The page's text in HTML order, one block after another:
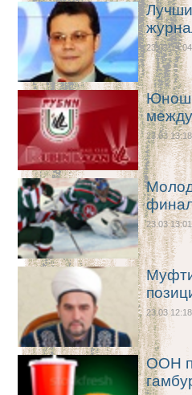
23.03 14:04
23.03 13:18
23.03 13:01
23.03 12:18
ООН